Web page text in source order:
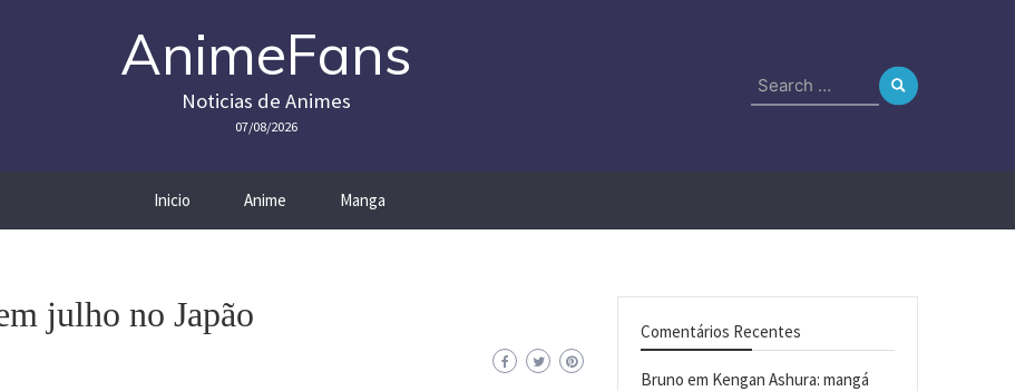
AnimeFans
Noticias de Animes
07/08/2026
Search
for:
Inicio Anime Manga
julho no Japão Comentários Recentes
Bruno em Kengan Ashura: mangá